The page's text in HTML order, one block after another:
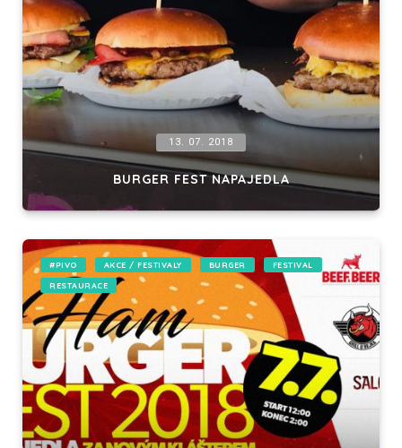
13. 07. 2018
BURGER FEST NAPAJEDLA
#PIVO AKCE / FESTIVALY BURGER FESTIVAL
RESTAURACE